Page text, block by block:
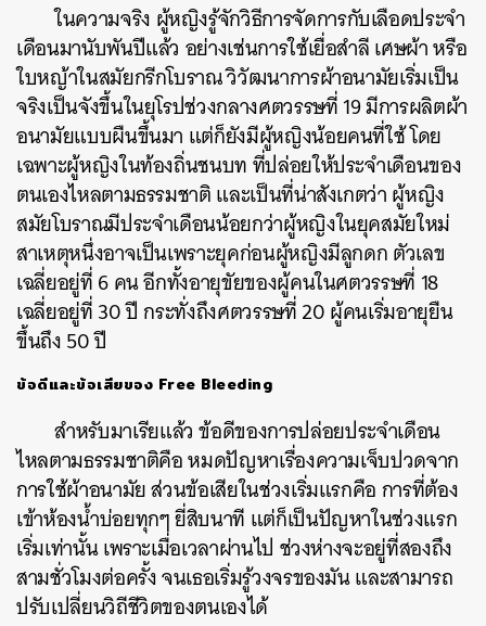
ในความจริง ผู้หญิงรู้จักวิธีการจัดการกับเลือดประจำ
เดือนมานับพันปีแล้ว อย่างเช่นการใช้เยื่อสำลี เศษผ้า หรือ
ใบหญ้าในสมัยกรีกโบราณ วิวัฒนาการผ้าอนามัยเริ่มเป็น
จริงเป็นจังขึ้นในยุโรปช่วงกลางศตวรรษที่ 19 มีการผลิตผ้า
อนามัยแบบผืนขึ้นมา แต่ก็ยังมีผู้หญิงน้อยคนที่ใช้ โดย
เฉพาะผู้หญิงในท้องถิ่นชนบท ที่ปล่อยให้ประจำเดือนของ
ตนเองไหลตามธรรมชาติ และเป็นที่น่าสังเกตว่า ผู้หญิง
สมัยโบราณมีประจำเดือนน้อยกว่าผู้หญิงในยุคสมัยใหม่
สาเหตุหนึ่งอาจเป็นเพราะยุคก่อนผู้หญิงมีลูกดก ตัวเลข
เฉลี่ยอยู่ที่ 6 คน อีกทั้งอายุขัยของผู้คนในศตวรรษที่ 18
เฉลี่ยอยู่ที่ 30 ปี กระทั่งถึงศตวรรษที่ 20 ผู้คนเริ่มอายุยืน
ขึ้นถึง 50 ปี
ข้อดีและข้อเสียของ Free Bleeding
สำหรับมาเรียแล้ว ข้อดีของการปล่อยประจำเดือน
ไหลตามธรรมชาติคือ หมดปัญหาเรื่องความเจ็บปวดจาก
การใช้ผ้าอนามัย ส่วนข้อเสียในช่วงเริ่มแรกคือ การที่ต้อง
เข้าห้องน้ำบ่อยทุกๆ ยี่สิบนาที แต่ก็เป็นปัญหาในช่วงแรก
เริ่มเท่านั้น เพราะเมื่อเวลาผ่านไป ช่วงห่างจะอยู่ที่สองถึง
สามชั่วโมงต่อครั้ง จนเธอเริ่มรู้วงจรของมัน และสามารถ
ปรับเปลี่ยนวิถีชีวิตของตนเองได้